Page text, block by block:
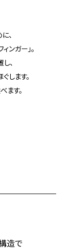
、
ンガー」。
、
します。
ます。
造で